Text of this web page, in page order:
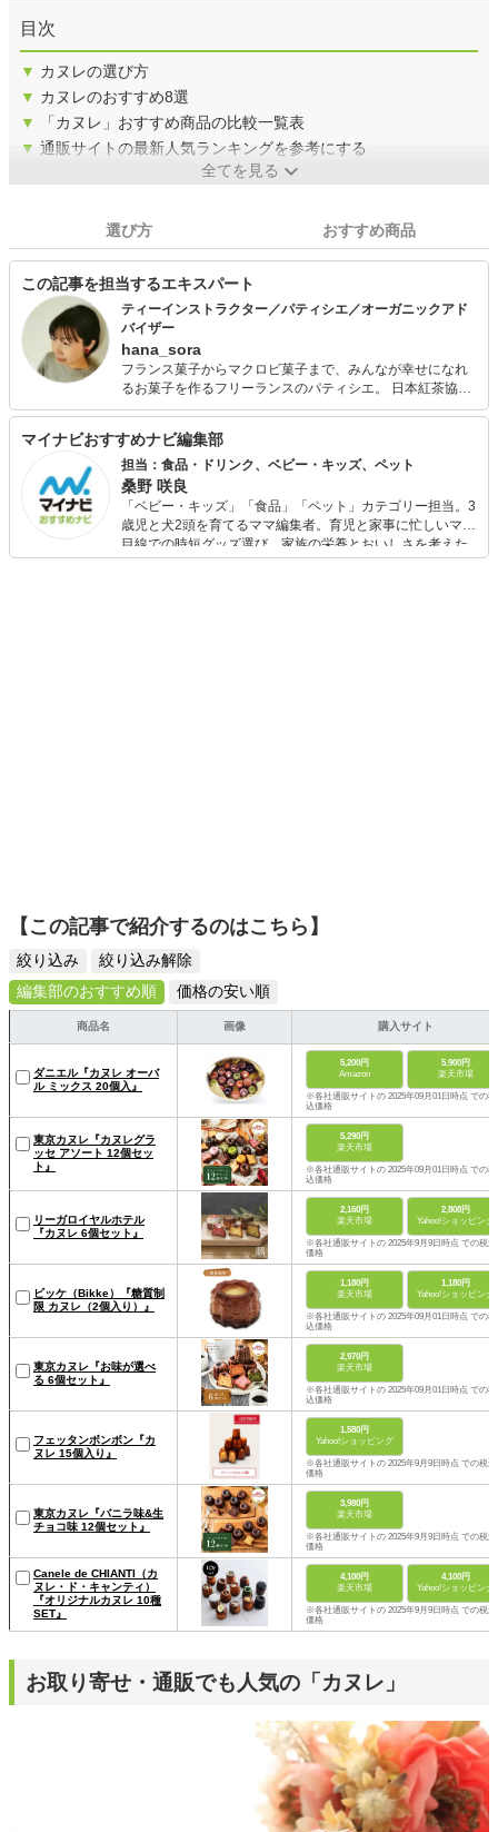
目次
▼ カヌレの選び方
▼ カヌレのおすすめ8選
▼
「カヌレ」おすすめ商品の比較一覧表
▼ 通販サイトの最新人気ランキングを参考にする
全てを見る
選び方 おすすめ商品
この記事を担当するエキスパート
ティーインストラクター／パティシエ／オーガニックアド
バイザー
hana_sora
フランス菓子からマクロビ菓子まで、みんなが幸せになれ
るお菓子を作るフリーランスのパティシエ。 日本紅茶協会
認定ティーインストラクターとして紅茶の講師活動もして
ライターとして活躍中。 一児のママでもあり、オーガニッ
ク食品にも精通しています。
マイナビおすすめナビ編集部
担当：食品・ドリンク、ベビー・キッズ、ペット
桑野 咲良
「ベビー・キッズ」「食品」「ペット」カテゴリー担当。3
歳児と犬2頭を育てるママ編集者。育児と家事に忙しいママ
目線での時短グッズ選び、家族の栄養とおいしさを考えた
食品選び、束の間のリラックスタイムを楽しむためのスイ
【この記事で紹介するのはこちら】
絞り込み
絞り込み解除
編集部のおすすめ順
価格の安い順
商品名 画像 購入サイト
ダニエル『カヌレ オーバ
ル ミックス 20個入』
5,200円
Amazon
5,900円
楽天市場
※各社通販サイトの 2025年09月01日時点 での税
込価格
東京カヌレ『カヌレグラ
ッセ アソート 12個セッ
ト』
5,290円
楽天市場
※各社通販サイトの 2025年09月01日時点 での税
込価格
リーガロイヤルホテル
『カヌレ 6個セット』
2,160円
楽天市場
2,808円
Yahoo!ショッピング
※各社通販サイトの 2025年9月9日時点 での税込
価格
ビッケ（Bikke）『糖質制
限 カヌレ（2個入り）』
1,180円
楽天市場
1,180円
Yahoo!ショッピング
※各社通販サイトの 2025年09月01日時点 での税
込価格
東京カヌレ『お味が選べ
る 6個セット』
2,970円
楽天市場
※各社通販サイトの 2025年09月01日時点 での税
込価格
フェッタンボンボン『カ
ヌレ 15個入り』
1,580円
Yahoo!ショッピング
※各社通販サイトの 2025年9月9日時点 での税込
価格
東京カヌレ『バニラ味&生
チョコ味 12個セット』
3,980円
楽天市場
※各社通販サイトの 2025年9月9日時点 での税込
価格
Canele de CHIANTI（カ
ヌレ・ド・キャンティ）
『オリジナルカヌレ 10種
SET』
4,100円
楽天市場
4,100円
Yahoo!ショッピング
※各社通販サイトの 2025年9月9日時点 での税込
価格
お取り寄せ・通販でも人気の「カヌレ」